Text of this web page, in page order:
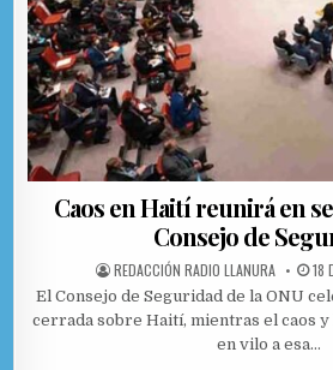
Caos en Haití reunirá en
Consejo de
AUTHOR:
REDACCIÓN RADIO LLANURA 18
El Consejo de Seguridad de la ONU
cerrada sobre Haití, mientras el caos
en vilo a esa…